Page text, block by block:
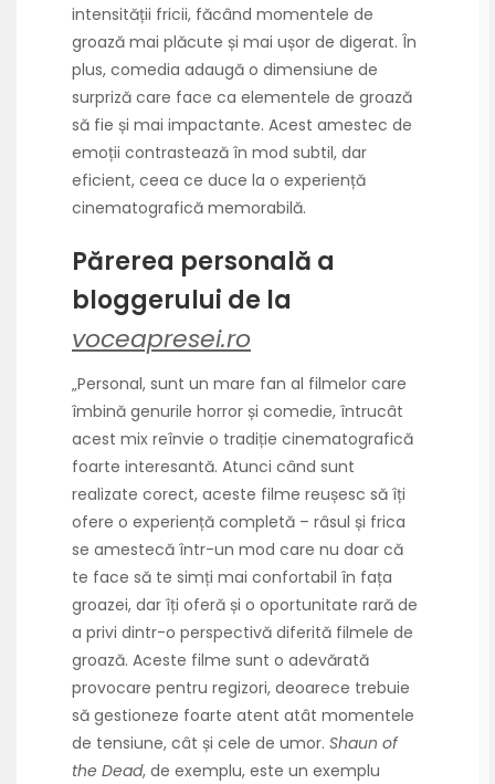
intensității fricii, făcând momentele de
groază mai plăcute și mai ușor de digerat. În
plus, comedia adaugă o dimensiune de
surpriză care face ca elementele de groază
să fie și mai impactante. Acest amestec de
emoții contrastează în mod subtil, dar
eficient, ceea ce duce la o experiență
cinematografică memorabilă.
Părerea personală a
bloggerului de la
voceapresei.ro
„Personal, sunt un mare fan al filmelor care
îmbină genurile horror și comedie, întrucât
acest mix reînvie o tradiție cinematografică
foarte interesantă. Atunci când sunt
realizate corect, aceste filme reușesc să îți
ofere o experiență completă – râsul și frica
se amestecă într-un mod care nu doar că
te face să te simți mai confortabil în fața
groazei, dar îți oferă și o oportunitate rară de
a privi dintr-o perspectivă diferită filmele de
groază. Aceste filme sunt o adevărată
provocare pentru regizori, deoarece trebuie
să gestioneze foarte atent atât momentele
de tensiune, cât și cele de umor. Shaun of
the Dead, de exemplu, este un exemplu